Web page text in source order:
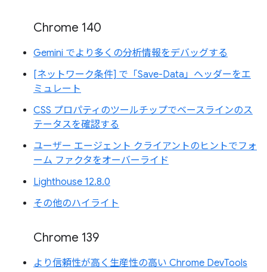
Chrome 140
Gemini でより多くの分析情報をデバッグする
[ネットワーク条件] で「Save-Data」ヘッダーをエ
ミュレート
CSS プロパティのツールチップでベースラインのス
テータスを確認する
ユーザー エージェント クライアントのヒントでフォ
ーム ファクタをオーバーライド
Lighthouse 12.8.0
その他のハイライト
Chrome 139
より信頼性が高く生産性の高い Chrome DevTools